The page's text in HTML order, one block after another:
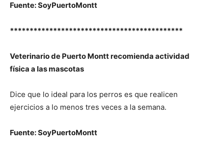
Fuente: SoyPuertoMontt
********************************************
Veterinario de Puerto Montt recomienda actividad
física a las mascotas
Dice que lo ideal para los perros es que realicen
ejercicios a lo menos tres veces a la semana.
Fuente: SoyPuertoMontt